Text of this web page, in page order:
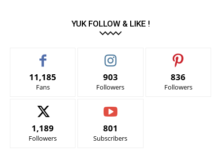
YUK FOLLOW & LIKE !
11,185
Fans
903
Followers
836
Followers
1,189
Followers
801
Subscribers